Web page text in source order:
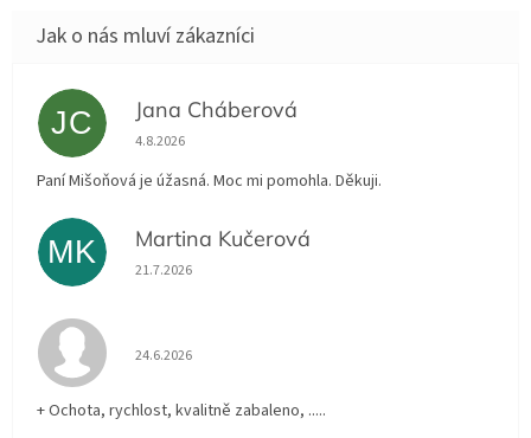
JC Jana Cháberová
Hodnocení obchodu je 5 z 5 hvězdiček.
4.8.2026
Paní Mišoňová je úžasná. Moc mi pomohla. Děkuji.
MK Martina Kučerová
Hodnocení obchodu je 5 z 5 hvězdiček.
21.7.2026
Hodnocení obchodu je 5 z 5 hvězdiček.
24.6.2026
+ Ochota, rychlost, kvalitně zabaleno, .....